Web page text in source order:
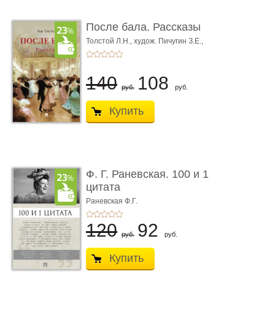
После бала. Рассказы
Толстой Л.Н., худож. Пичугин З.Е.,
худож. Лебедев А.И.,
140 руб. 108 руб.
Купить
Ф. Г. Раневская. 100 и 1
цитата
Раневская Ф.Г.
120 руб. 92 руб.
Купить